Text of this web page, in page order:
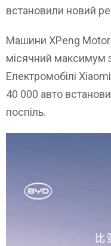
встановили новий
Машини XPeng
місячний максимум
Електромобілі
40 000 авто
поспіль.